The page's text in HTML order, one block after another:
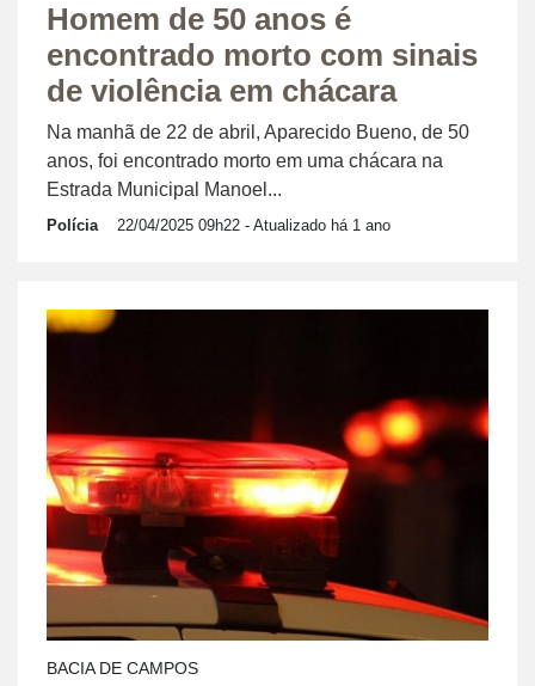
Homem de 50 anos é
encontrado morto com sinais
de violência em chácara
Na manhã de 22 de abril, Aparecido Bueno, de 50
anos, foi encontrado morto em uma chácara na
Estrada Municipal Manoel...
Polícia 22/04/2025 09h22 - Atualizado há 1 ano
BACIA DE CAMPOS